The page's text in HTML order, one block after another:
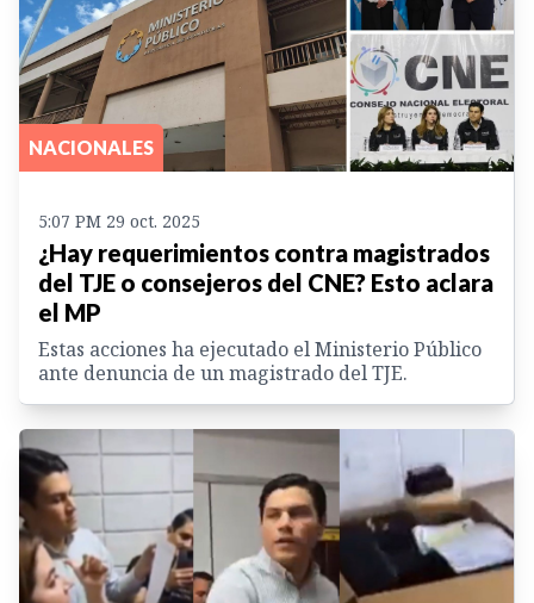
NACIONALES
5:07 PM 29 oct. 2025
¿Hay requerimientos contra magistrados
del TJE o consejeros del CNE? Esto aclara
el MP
Estas acciones ha ejecutado el Ministerio Público
ante denuncia de un magistrado del TJE.